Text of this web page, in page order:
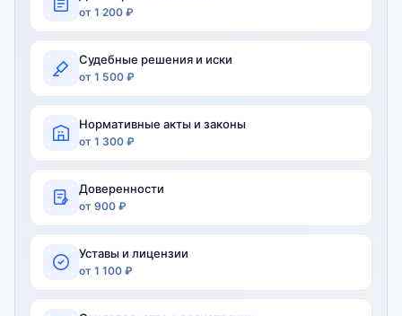
от 1 200 ₽
Судебные решения и иски
от 1 500 ₽
Нормативные акты и законы
от 1 300 ₽
Доверенности
от 900 ₽
Уставы и лицензии
от 1 100 ₽